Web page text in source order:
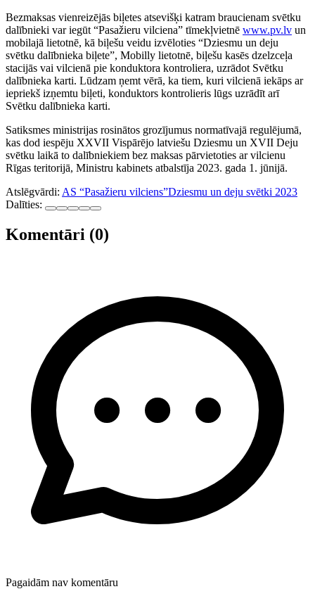
Bezmaksas vienreizējās biļetes atsevišķi katram braucienam svētku
dalībnieki var iegūt “Pasažieru vilciena” tīmekļvietnē www.pv.lv un
mobilajā lietotnē, kā biļešu veidu izvēloties “Dziesmu un deju
svētku dalībnieka biļete”, Mobilly lietotnē, biļešu kasēs dzelzceļa
stacijās vai vilcienā pie konduktora kontroliera, uzrādot Svētku
dalībnieka karti. Lūdzam ņemt vērā, ka tiem, kuri vilcienā iekāps ar
iepriekš izņemtu biļeti, konduktors kontrolieris lūgs uzrādīt arī
Svētku dalībnieka karti.
Satiksmes ministrijas rosinātos grozījumus normatīvajā regulējumā,
kas dod iespēju XXVII Vispārējo latviešu Dziesmu un XVII Deju
svētku laikā to dalībniekiem bez maksas pārvietoties ar vilcienu
Rīgas teritorijā, Ministru kabinets atbalstīja 2023. gada 1. jūnijā.
Atslēgvārdi: AS “Pasažieru vilciens”Dziesmu un deju svētki 2023
Dalīties:
Komentāri (0)
Pagaidām nav komentāru